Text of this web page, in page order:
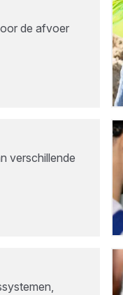
de afvoer
verschillende